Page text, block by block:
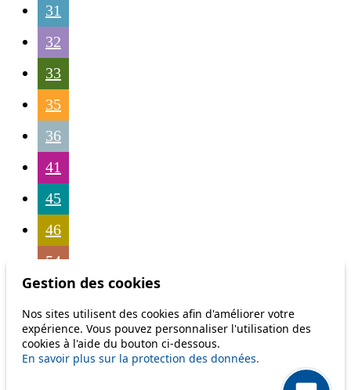
31
32
33
35
36
41
45
46
54
56
58
64
Gestion des cookies
Nos sites utilisent des cookies afin d'améliorer votre
expérience. Vous pouvez personnaliser l'utilisation des
cookies à l'aide du bouton ci-dessous.
En savoir plus sur la protection des données.